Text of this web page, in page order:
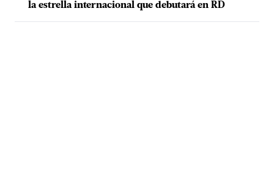
la estrella internacional que debutará en RD